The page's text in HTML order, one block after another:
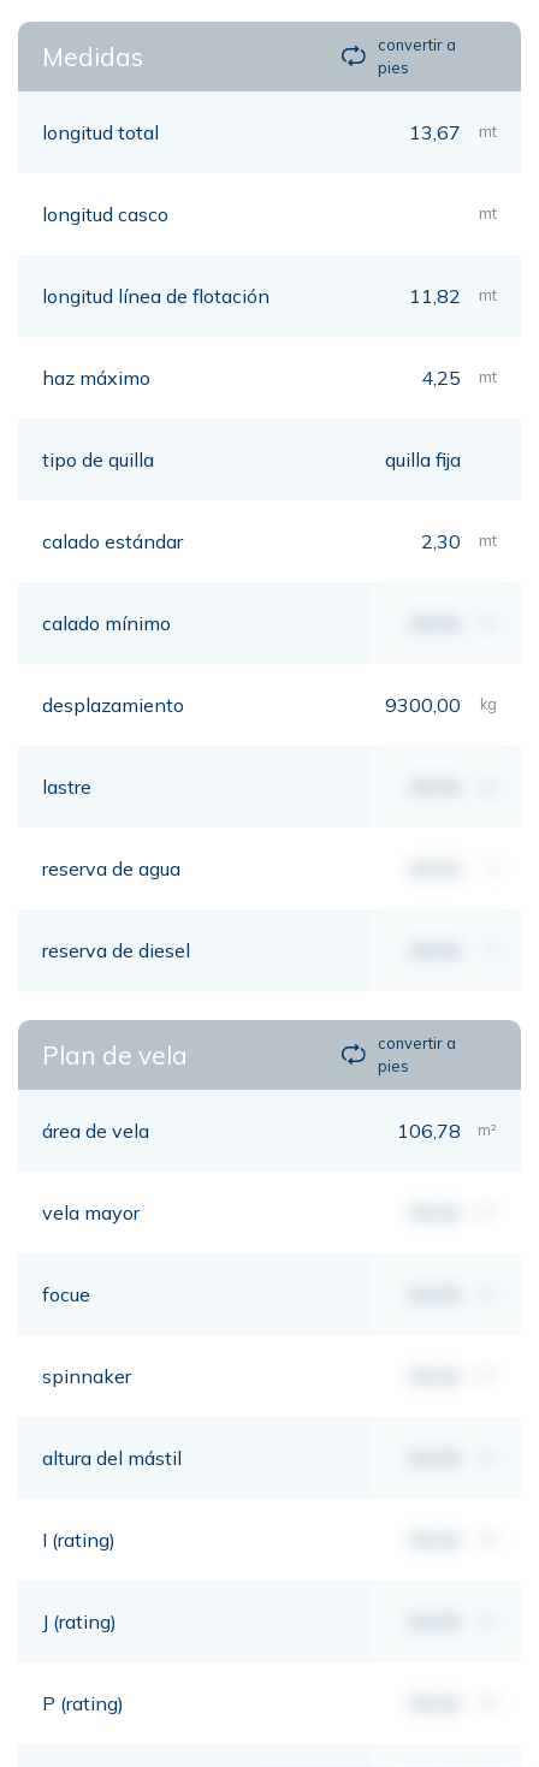
Medidas
convertir a
pies
longitud total 13,67 mt
longitud casco mt
longitud línea de flotación 11,82 mt
haz máximo 4,25 mt
tipo de quilla quilla fija
calado estándar 2,30 mt
calado mínimo
desplazamiento 9300,00 kg
lastre
reserva de agua
reserva de diesel
Plan de vela
convertir a
pies
área de vela 106,78 m²
vela mayor
focue
spinnaker
altura del mástil
I (rating)
J (rating)
P (rating)